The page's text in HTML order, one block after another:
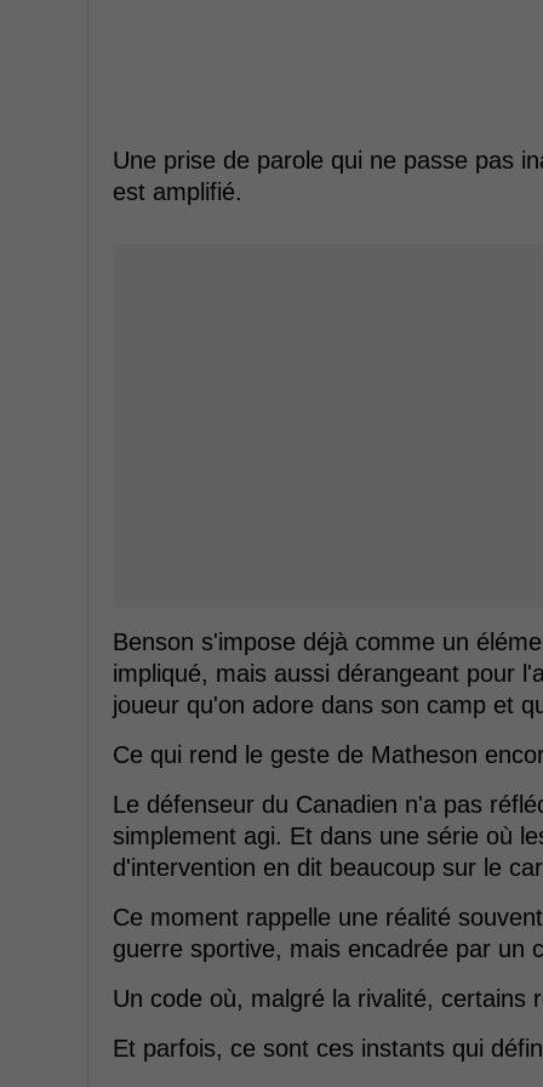
Une prise de parole qui ne passe pas
est amplifié.
Benson s'impose déjà comme un
impliqué, mais aussi dérangeant pour
joueur qu'on adore dans son camp et
Ce qui rend le geste de Matheson
Le défenseur du Canadien n'a pas
simplement agi. Et dans une série où
d'intervention en dit beaucoup sur le
Ce moment rappelle une réalité
guerre sportive, mais encadrée par un
Un code où, malgré la rivalité, certains
Et parfois, ce sont ces instants qui